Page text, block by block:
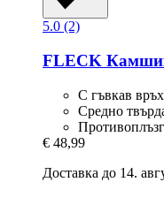
5.0 (2)
FLECK
С гъвкав връх
Средно
€ 48,99
Доставка до 14.